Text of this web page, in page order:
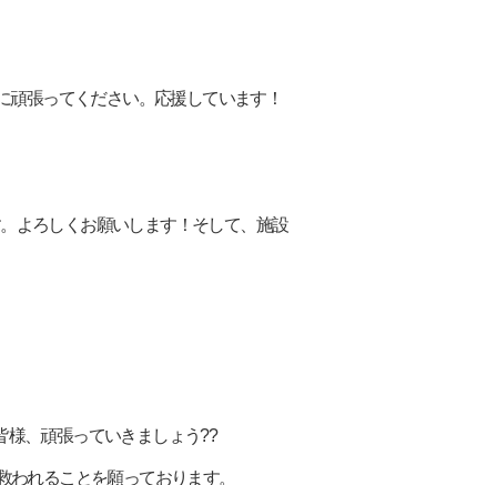
張ってください。応援しています！
よろしくお願いします！そして、施設
、頑張っていきましょう??
れることを願っております。